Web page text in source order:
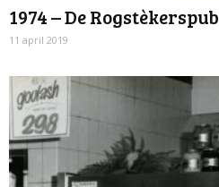
1974 – De Rogstèkerspub
11 april 2019